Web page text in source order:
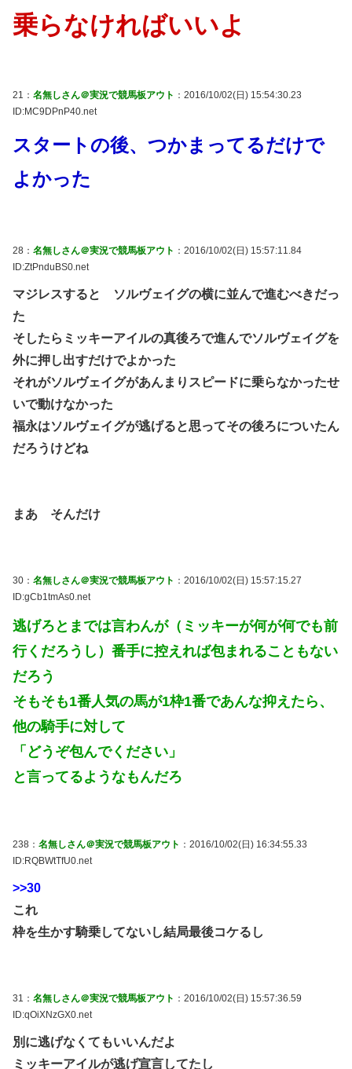
乗らなければいいよ
21： 名無しさん＠実況で競馬板アウト ：2016/10/02(日) 15:54:30.23
ID:MC9DPnP40.net
スタートの後、つかまってるだけで
よかった
28： 名無しさん＠実況で競馬板アウト ：2016/10/02(日) 15:57:11.84
ID:ZtPnduBS0.net
マジレスすると ソルヴェイグの横に並んで進むべきだっ
た
そしたらミッキーアイルの真後ろで進んでソルヴェイグを
外に押し出すだけでよかった
それがソルヴェイグがあんまりスピードに乗らなかったせ
いで動けなかった
福永はソルヴェイグが逃げると思ってその後ろについたん
だろうけどね
まあ そんだけ
30： 名無しさん＠実況で競馬板アウト ：2016/10/02(日) 15:57:15.27
ID:gCb1tmAs0.net
逃げろとまでは言わんが（ミッキーが何が何でも前
行くだろうし）番手に控えれば包まれることもない
だろう
そもそも1番人気の馬が1枠1番であんな抑えたら、
他の騎手に対して
「どうぞ包んでください」
と言ってるようなもんだろ
238： 名無しさん＠実況で競馬板アウト ：2016/10/02(日) 16:34:55.33
ID:RQBWtTfU0.net
>>30
これ
枠を生かす騎乗してないし結局最後コケるし
31： 名無しさん＠実況で競馬板アウト ：2016/10/02(日) 15:57:36.59
ID:qOiXNzGX0.net
別に逃げなくてもいいんだよ
ミッキーアイルが逃げ宣言してたし